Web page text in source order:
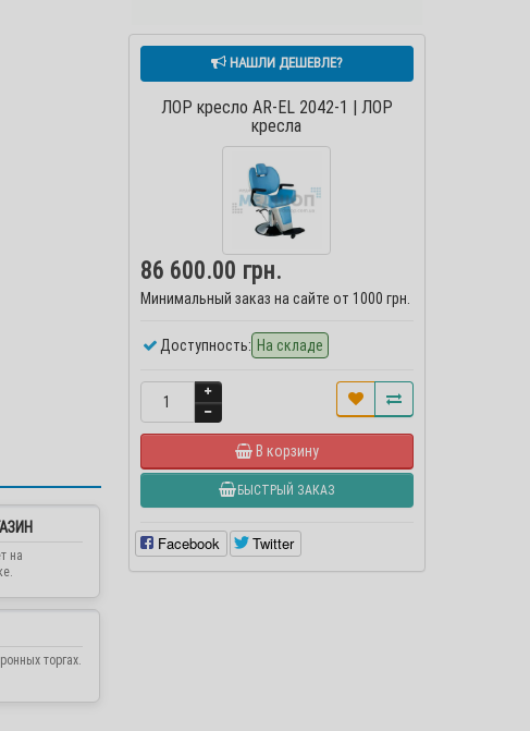
НАШЛИ ДЕШЕВЛЕ?
ЛОР кресло AR-EL 2042-1 | ЛОР
кресла
86 600.00 грн.
Минимальный заказ на сайте от 1000 грн.
Доступность: На складе
В корзину
БЫСТРЫЙ ЗАКАЗ
Facebook Twitter
на
торгах.